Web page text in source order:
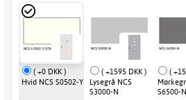
( +0 DKK )
Hvid NCS S0502-Y
( +1595 DKK )
Lysegrå NCS
S3000-N
(
S6500-N